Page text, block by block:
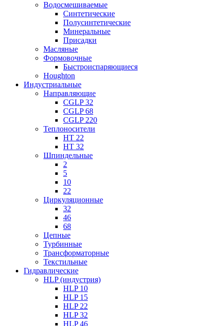
Водосмешиваемые
Синтетические
Полусинтетические
Минеральные
Присадки
Масляные
Формовочные
Быстроиспаряющиеся
Houghton
Индустриальные
Направляющие
CGLP 32
CGLP 68
CGLP 220
Теплоносители
HT 22
HT 32
Шпиндельные
2
5
10
22
Циркуляционные
32
46
68
Цепные
Турбинные
Трансформаторные
Текстильные
Гидравлические
HLP (индустрия)
HLP 10
HLP 15
HLP 22
HLP 32
HLP 46